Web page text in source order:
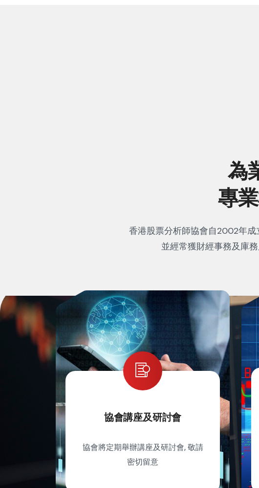
為
專
香港股票分析師協會自2002年
並經常獲財經事務及庫
協會講座及研討會
協會將定期舉辦講座及研討會, 敬請
密切留意